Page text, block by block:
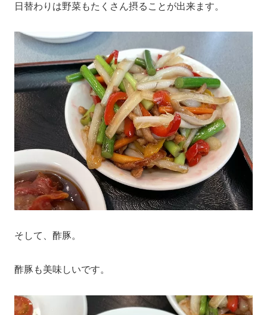
日替わりは野菜もたくさん摂ることが出来ます。
そして、酢豚。
酢豚も美味しいです。